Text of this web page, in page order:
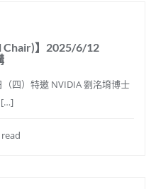
Chair)】2025/6/12
四）特邀 NVIDIA 劉洺堉博士
[…]